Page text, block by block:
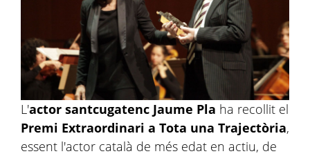
L'actor santcugatenc Jaume Pla ha recollit el
Premi Extraordinari a Tota una Trajectòria,
essent l'actor català de més edat en actiu, de